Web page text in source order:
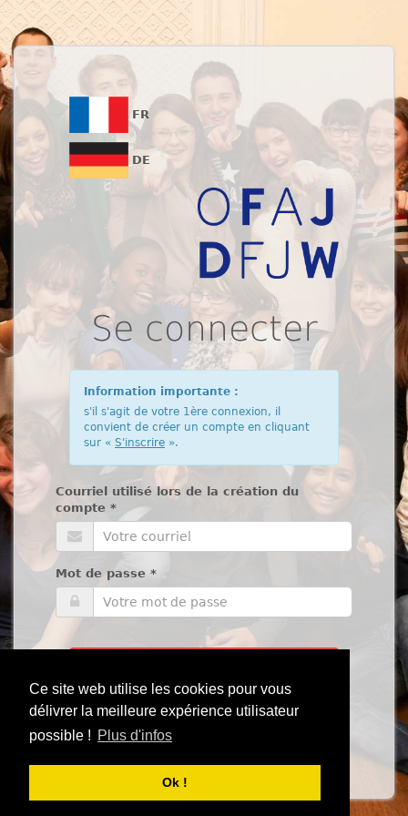
Ce site web utilise les cookies pour vous
délivrer la meilleure expérience utilisateur
possible ! Plus d'infos
Ok !
FR
DE
Se connecter
Information importante :
s'il s'agit de votre 1ère connexion, il
convient de créer un compte en cliquant
sur « S'inscrire ».
Courriel utilisé lors de la création du
compte *
Mot de passe *
S'inscrire
Mot de passe perdu ?